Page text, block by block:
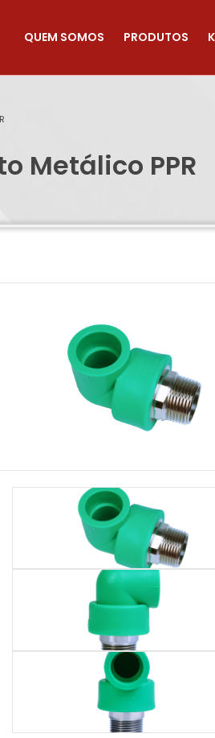
QUEM SOMOS PRODUTOS
Metálico PPR